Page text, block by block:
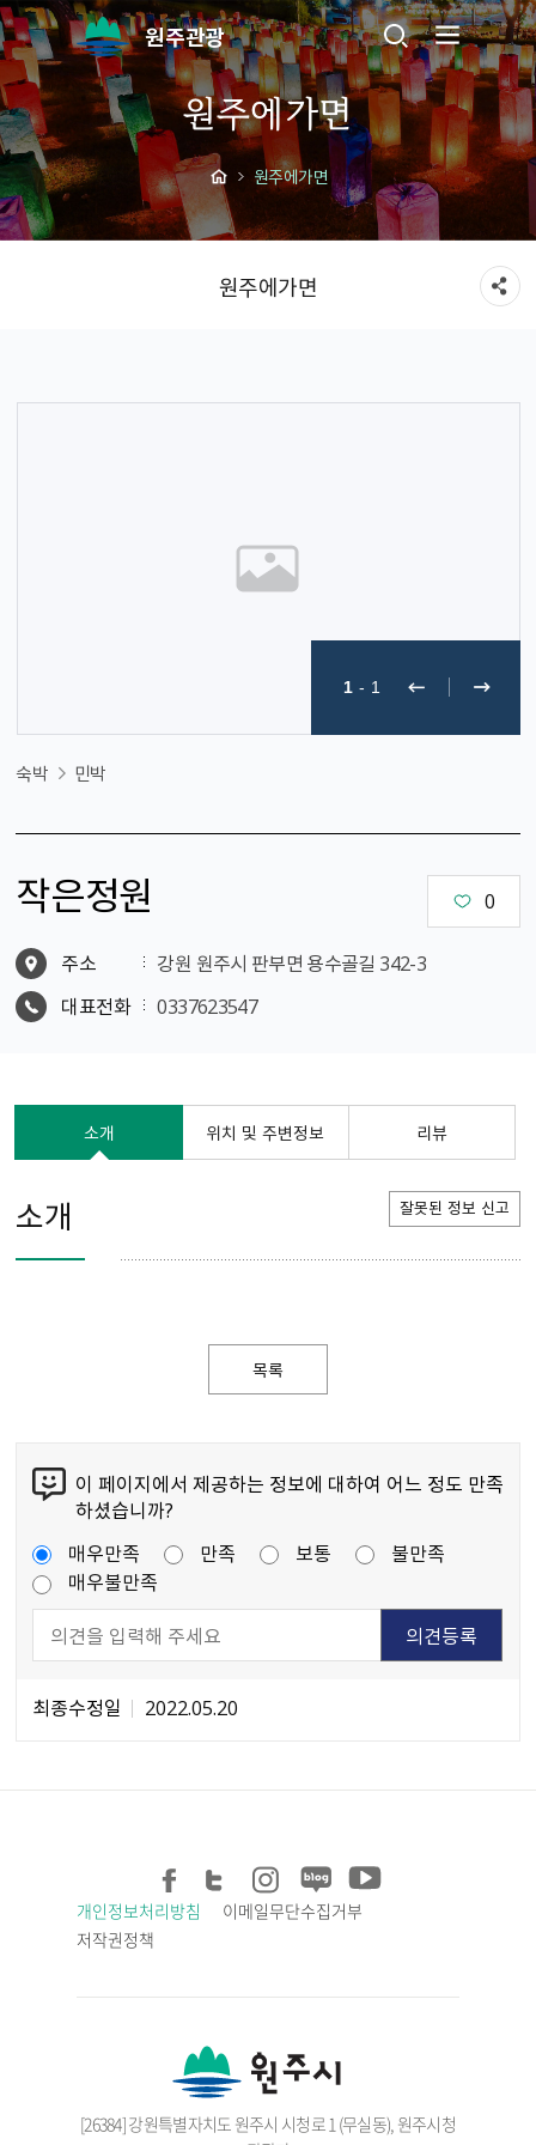
원주관광
원주에가면
원주에가면
원주에가면
1 - 1
숙박 민박
작은정원 0
주소
강원 원주시 판부면 용수골길 342-3
대표전화
0337623547
소개 위치 및 주변정보 리뷰
소개 잘못된 정보 신고
목록
이 페이지에서 제공하는 정보에 대하여 어느 정도 만족
하셨습니까?
매우만족
만족 보통
불만족
매우불만족
최종수정일 2022.05.20
개인정보처리방침
이메일무단수집거부
저작권정책
[26384] 강원특별자치도 원주시 시청로 1 (무실동), 원주시청